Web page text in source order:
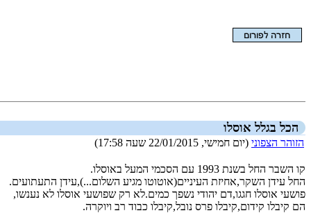
הכל בגלל אוסלו
הזוהר הצפוני (יום חמישי, 22/01/2015 שעה 17:58)
קו השבר החל בשנת 1993 עם הסכמי המעל באוסלו.
החל עידן השקר,אחיזת העיניים(אוטוטו מגיע השלום...),עידן התעתועים.
פושעי אוסלו חגגו,דם יהודי נשפך כמים.לא רק שפושעי אוסלו לא נענשו,
הם קיבלו קידום,קיבלו פרס נובל,קיבלו כבוד רב ויוקרה.